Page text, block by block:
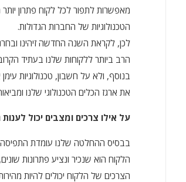
מאפשרות לתפור לכל לקוח פתרון
הטכנולוגיות של החברות הגדולות.
לכן, לקראת השנה החדשה זיהינו
הרב ביותר ללקוחות שלנו בעתיד
בנוסף, ולא על חשבון, טכנולוגיות
את ארגז הכלים הטכנולוגי שלנו
על אילו צרכים ומצבים יכול לענות
בבסיס ההחלטה שלנו עומדת
הלקוח הוא שנכיר ונציע פתרונות
הצרכים של הלקוח יכולים להיות